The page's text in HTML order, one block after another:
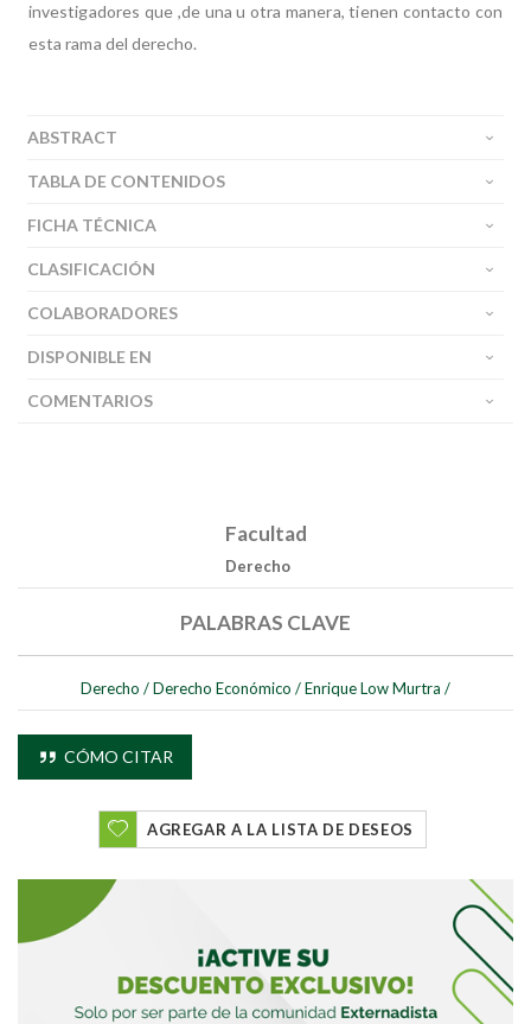
Buscar
Buscar
investigadores que ,de una u otra manera, tienen contacto con
esta rama del derecho.
ABSTRACT
TABLA DE CONTENIDOS
FICHA TÉCNICA
CLASIFICACIÓN
COLABORADORES
DISPONIBLE EN
COMENTARIOS
Facultad
Derecho
PALABRAS CLAVE
Derecho /Derecho Económico /Enrique Low Murtra /
CÓMO CITAR
AGREGAR A LA LISTA DE DESEOS